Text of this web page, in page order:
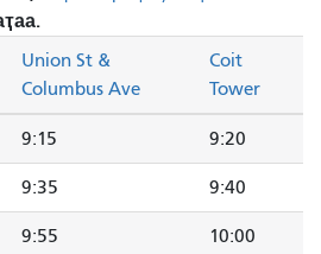
Union St &
Columbus Ave
Coit
Tower
9:15 9:20
9:35 9:40
9:55 10:00